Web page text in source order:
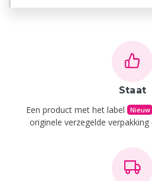
Staat
Een product met het label Nieuw
originele verzegelde verpakking